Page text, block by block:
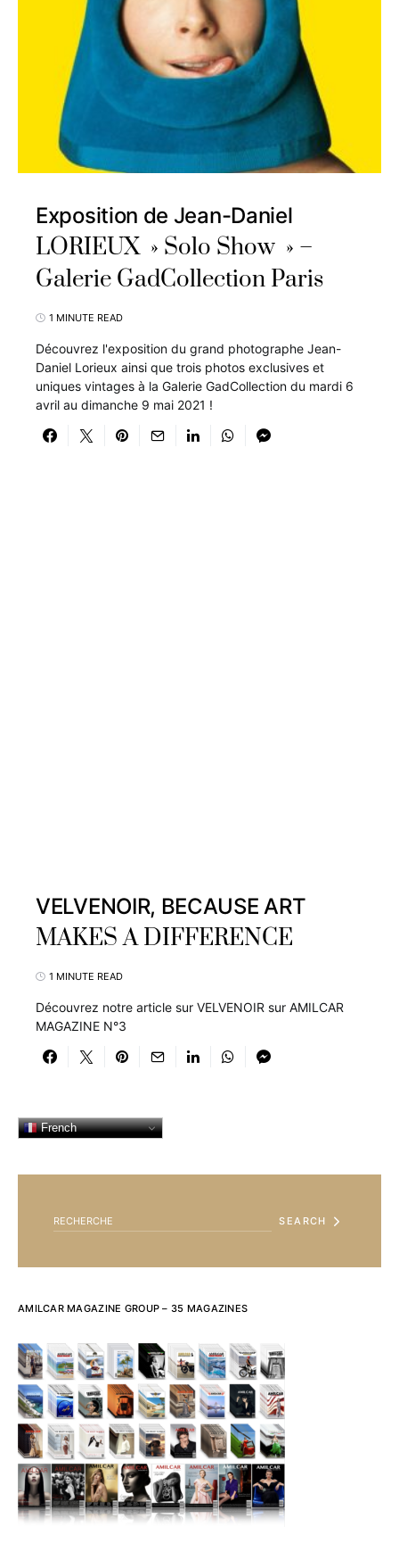
Exposition de Jean-Daniel
LORIEUX » Solo Show » –
Galerie GadCollection Paris
1 MINUTE READ
Découvrez l'exposition du grand photographe Jean-
Daniel Lorieux ainsi que trois photos exclusives et
uniques vintages à la Galerie GadCollection du mardi 6
avril au dimanche 9 mai 2021 !
VELVENOIR, BECAUSE ART
MAKES A DIFFERENCE
1 MINUTE READ
Découvrez notre article sur VELVENOIR sur AMILCAR
MAGAZINE N°3
French
SEARCH
AMILCAR MAGAZINE GROUP – 35 MAGAZINES